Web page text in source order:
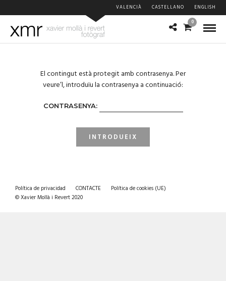
VALENCIÀ CASTELLANO ENGLISH
0
El contingut està protegit amb contrasenya. Per
veure’l, introduïu la contrasenya a continuació:
CONTRASENYA:
Política de privacidad CONTACTE
Política de cookies (UE)
© Xavier Mollà i Revert 2020